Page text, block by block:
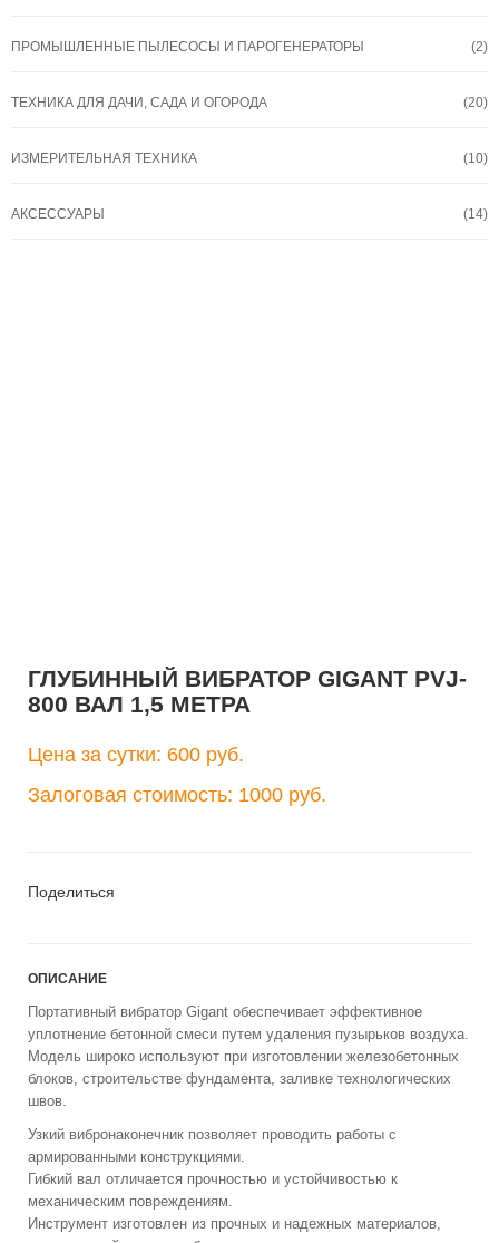
ПРОМЫШЛЕННЫЕ ПЫЛЕСОСЫ И ПАРОГЕНЕРАТОРЫ (2)
ТЕХНИКА ДЛЯ ДАЧИ, САДА И ОГОРОДА (20)
ИЗМЕРИТЕЛЬНАЯ ТЕХНИКА (10)
АКСЕССУАРЫ (14)
ГЛУБИННЫЙ ВИБРАТОР GIGANT PVJ-
800 ВАЛ 1,5 МЕТРА
Цена за сутки: 600 руб.
Залоговая стоимость: 1000 руб.
Поделиться
ОПИСАНИЕ
Портативный вибратор Gigant обеспечивает эффективное
уплотнение бетонной смеси путем удаления пузырьков воздуха.
Модель широко используют при изготовлении железобетонных
блоков, строительстве фундамента, заливке технологических
швов.
Узкий вибронаконечник позволяет проводить работы с
армированными конструкциями.
Гибкий вал отличается прочностью и устойчивостью к
механическим повреждениям.
Инструмент изготовлен из прочных и надежных материалов,